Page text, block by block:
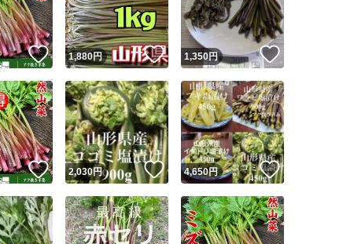
安心取引出品者 Yahoo!フリマの基準をクリアした安心・
取引実績
取引実績◯+ このユーザーはYahoo!フリマの取引を
他フリマ実績◯+ このユーザーは他フリマサービスでの取
スピード&安心発送
※このバッジは実績に基づく表示であり、発送を保証しているものでは
この商品の情報をコピーします
商品画像の無断転載は禁止されています
コピーは1商品につき1回です
出品ページへ
キャンセル
いいね！
1,880円 いいね！
1,350円 いいね！
いいね！
2,030円 いいね！
4,650円 いいね！